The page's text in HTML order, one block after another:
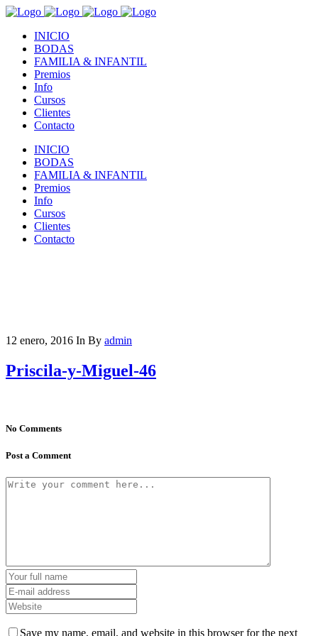
INICIO
BODAS
FAMILIA & INFANTIL
Premios
Info
Cursos
Clientes
Contacto
INICIO
BODAS
FAMILIA & INFANTIL
Premios
Info
Cursos
Clientes
Contacto
12 enero, 2016 In By admin
Priscila-y-Miguel-46
No Comments
Post a Comment
Save my name, email, and website in this browser for the next